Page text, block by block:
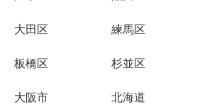
大田区 練馬区
板橋区 杉並区
大阪市 北海道